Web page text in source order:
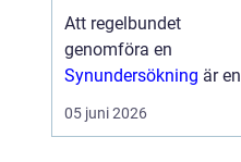
viktigt?
Att regelbundet
genomföra en
Synundersökning är en
viktig del av att ta hand
om sin ögonhälsa. Vid
05 juni 2026